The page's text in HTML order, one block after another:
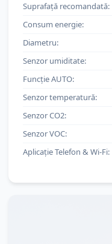
Suprafață recomandată:
Consum energie:
Diametru:
Senzor umiditate:
Funcție AUTO:
Senzor temperatură:
Senzor CO2:
Senzor VOC:
Aplicație Telefon & Wi-Fi: